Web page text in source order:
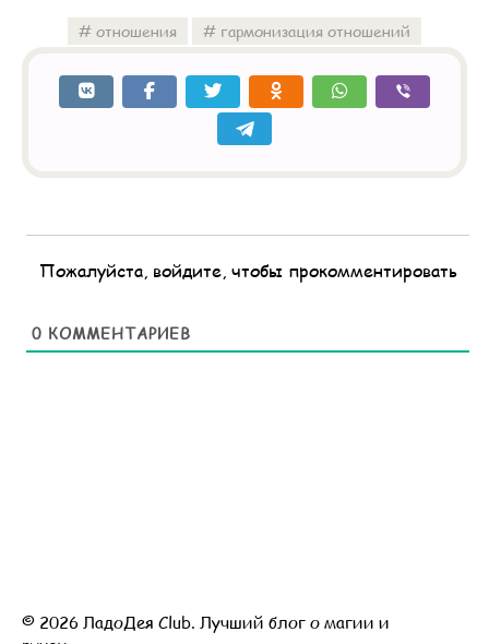
отношения гармонизация отношений
Пожалуйста, войдите, чтобы прокомментировать
0 КОММЕНТАРИЕВ
© 2026 ЛадоДея Club. Лучший блог о магии и